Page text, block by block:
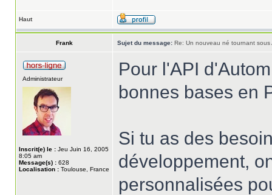
Haut
Frank Sujet du message: Re: Un nouveau né tournant sous
Administrateur
Inscrit(e) le : Jeu Juin 16, 2005
8:05 am
Message(s) : 628
Localisation : Toulouse, France
Pour l'API
bonnes bases en
Si tu as des
développement,
personnalisées